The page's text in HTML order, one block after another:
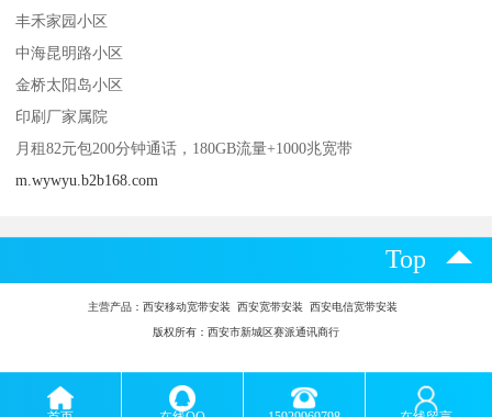
丰禾家园小区
中海昆明路小区
金桥太阳岛小区
印刷厂家属院
月租82元包200分钟通话，180GB流量+1000兆宽带
m.wywyu.b2b168.com
Top
主营产品： 西安移动宽带安装 西安宽带安装 西安电信宽带安装
版权所有：西安市新城区赛派通讯商行